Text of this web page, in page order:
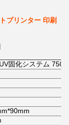
プリンター 印刷
固化システム